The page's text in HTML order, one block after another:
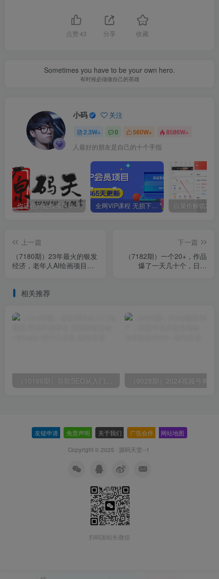
点赞 43 分享 收藏
Sometimes you have to be your own hero.
有时候必须做自己的英雄
小码 关注
2.3W+ 0 560W+ 8586W+
人最好的朋友是自己的十个手指
你还在到处找项目？还在当韭菜？我靠卖项目一个月收入5万+，曾经我也是个失败者。 全网VIP课程 无损下载~
上一篇
（7180期）23年最火的银发
经济，老年人AI绘画项目，
下一篇
（7182期）一个20+，作品
爆了一天几十个，日入
相关推荐
友链申请 免责声明 关于我们 广告合作 网站地图
Copyright © 2025 · 源码天堂--1
扫码加站长微信